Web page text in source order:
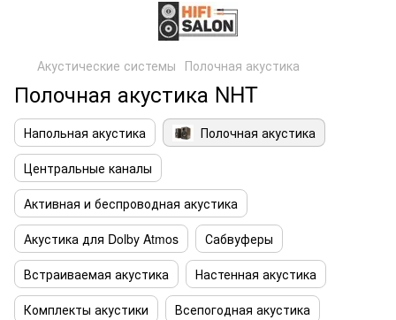
Акустические системы Полочная акустика
Полочная акустика NHT
Напольная акустика
Полочная акустика
Центральные каналы
Активная и беспроводная акустика
Акустика для Dolby Atmos
Сабвуферы
Встраиваемая акустика
Настенная акустика
Комплекты акустики
Всепогодная акустика